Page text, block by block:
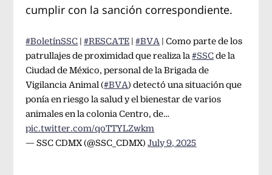
cumplir con la sanción correspondiente.
#BoletínSSC |#RESCATE |#BVA | Como parte de los
patrullajes de proximidad que realiza la#SSCde la
Ciudad de México, personal de la Brigada de
Vigilancia Animal (#BVA) detectó una situación que
ponía en riesgo la salud y el bienestar de varios
animales en la colonia Centro, de…
pic.twitter.com/qoTTYLZwkm
— SSC CDMX (@SSC_CDMX)July 9, 2025